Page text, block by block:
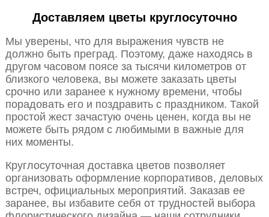
Доставляем цветы круглосуточно
Мы уверены, что для выражения чувств не
должно быть преград. Поэтому, даже находясь в
другом часовом поясе за тысячи километров от
близкого человека, вы можете заказать цветы
срочно или заранее к нужному времени, чтобы
порадовать его и поздравить с праздником. Такой
простой жест зачастую очень ценен, когда вы не
можете быть рядом с любимыми в важные для
них моменты.
Круглосуточная доставка цветов позволяет
организовать оформление корпоративов, деловых
встреч, официальных мероприятий. Заказав ее
заранее, вы избавите себя от трудностей выбора